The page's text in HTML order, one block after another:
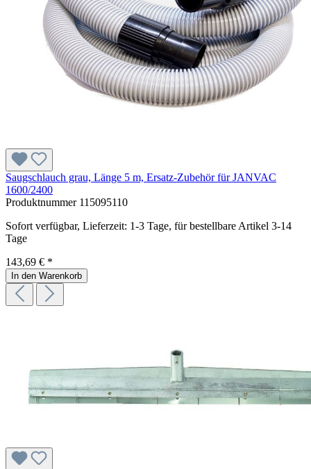
Saugschlauch grau, Länge 5 m, Ersatz-Zubehör für JANVAC
1600/2400
Produktnummer 115095110
Sofort verfügbar, Lieferzeit: 1-3 Tage, für bestellbare Artikel 3-14
Tage
143,69 € *
In den Warenkorb